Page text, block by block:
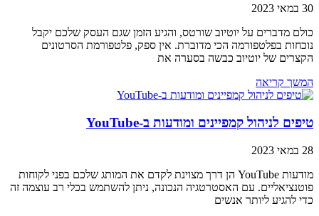
30 במאי 2023
כולם מדברים על יוטיוב שורטס, והגיע הזמן שגם העסק שלכם יקבל
נוכחות בפלטפורמה הכי מדוברת. אין ספק, פלטפורמת הסרטונים
הקצרים של יוטיוב כבשה בסערה את
המשך קריאה
טיפים לניהול קמפיינים ומודעות ב-YouTube
28 במאי 2023
מודעות YouTube הן דרך מצוינת לקדם את המותג שלכם בפני לקוחות
פוטנציאליים. עם האסטרטגיה הנכונה, ניתן להשתמש בכלי רב עוצמה זה
כדי להגיע ליותר אנשים